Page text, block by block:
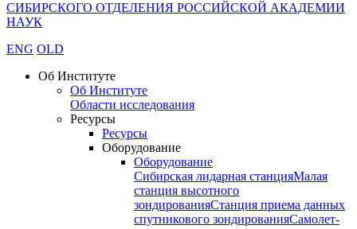
СИБИРСКОГО ОТДЕЛЕНИЯ РОССИЙСКОЙ АКАДЕМИИ
НАУК
ENG OLD
Об Институте
Об Институте
Области исследования
Ресурсы
Ресурсы
Оборудование
Оборудование
Сибирская лидарная станцияМалая
станция высотного
зондированияСтанция приема данных
спутникового зондированияСамолет-